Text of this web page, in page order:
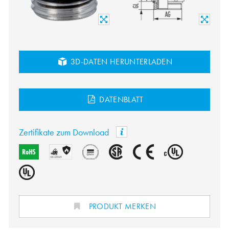
3D-DATEN HERUNTERLADEN
DATENBLATT
Zertifikate zum Download
PRODUKT MERKEN